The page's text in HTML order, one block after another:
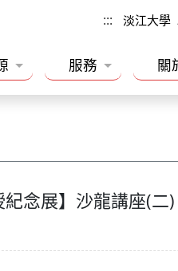
::: 淡江大學
服務 關
念展】沙龍講座(二)